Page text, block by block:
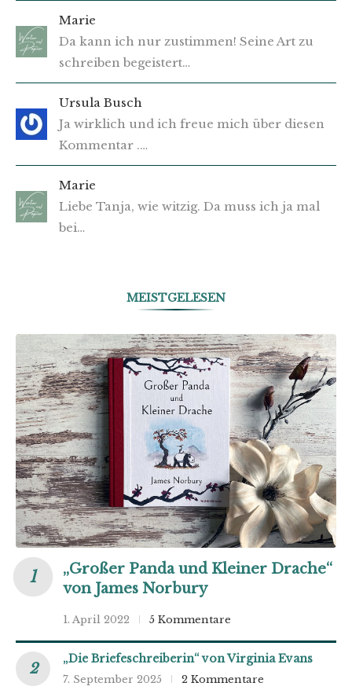
Marie
Da kann ich nur zustimmen! Seine Art zu
schreiben begeistert…
Ursula Busch
Ja wirklich und ich freue mich über diesen
Kommentar .…
Marie
Liebe Tanja, wie witzig. Da muss ich ja mal
bei…
MEISTGELESEN
„Großer Panda und Kleiner Drache“
von James Norbury
1. April 2022 5 Kommentare
„Die Briefeschreiberin“ von Virginia Evans
7. September 2025 2 Kommentare